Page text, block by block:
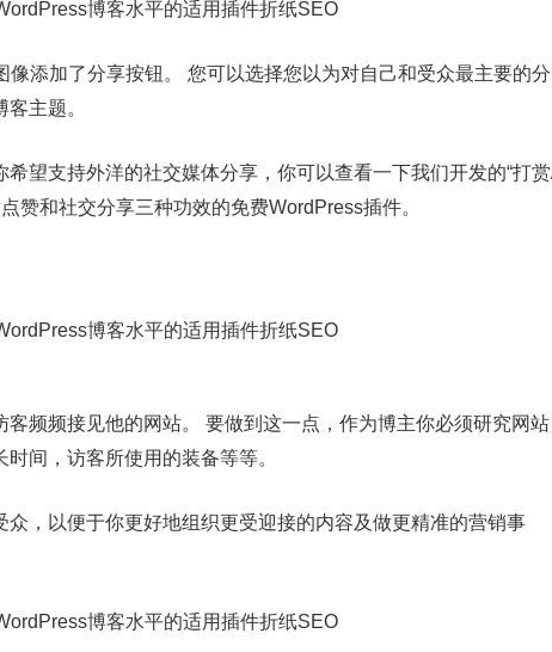
添加了分享按钮。 您可以选择您以为对自己和受众最主要的分
主题。
望支持外洋的社交媒体分享，你可以查看一下我们开发的“打
赞和社交分享三种功效的免费WordPress插件。
频频接见他的网站。 要做到这一点，作为博主你必须研究网站
间，访客所使用的装备等等。
，以便于你更好地组织更受迎接的内容及做更精准的营销事